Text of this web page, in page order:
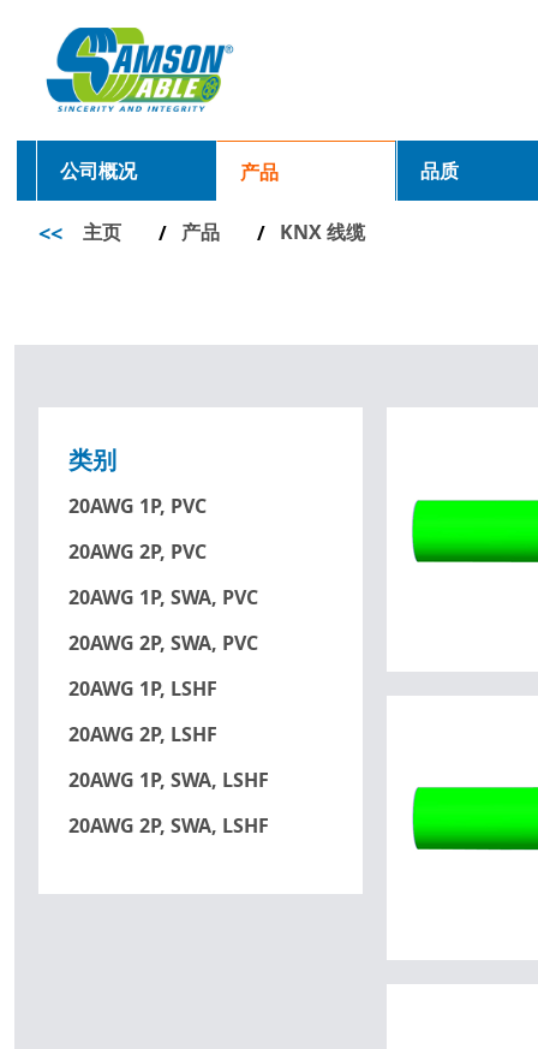
公司概况 产品 品质
<< 主页 / 产品 / KNX 线缆
类别
20AWG 1P, PVC
20AWG 2P, PVC
20AWG 1P, SWA, PVC
20AWG 2P, SWA, PVC
20AWG 1P, LSHF
20AWG 2P, LSHF
20AWG 1P, SWA, LSHF
20AWG 2P, SWA, LSHF